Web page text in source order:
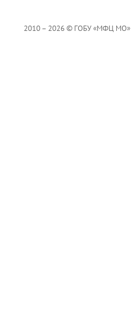
2010 – 2026 © ГОБУ «МФЦ МО»